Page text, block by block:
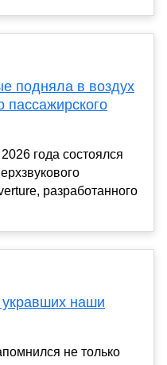
подняла в воздух
пассажирского
года состоялся
разработанного
наши
не только